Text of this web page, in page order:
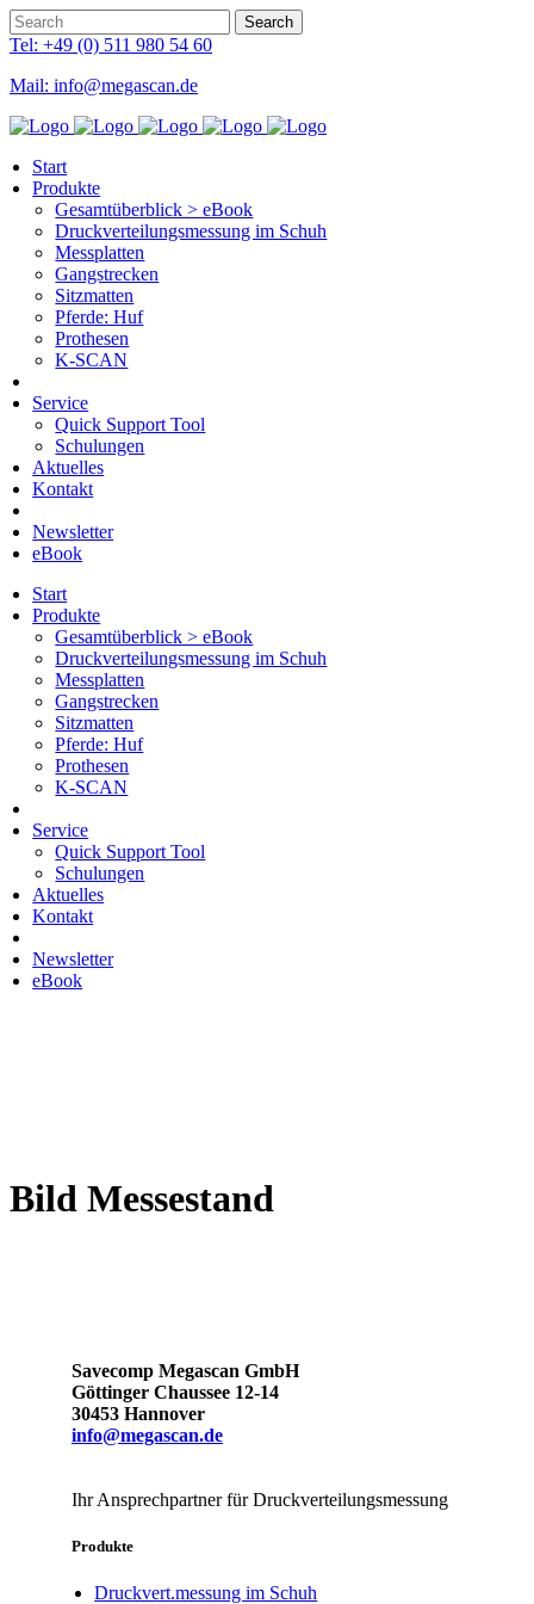
Tel: +49 (0) 511 980 54 60
Mail: info@megascan.de
Start
Produkte
Gesamtüberblick > eBook
Druckverteilungsmessung im Schuh
Messplatten
Gangstrecken
Sitzmatten
Pferde: Huf
Prothesen
K-SCAN
Service
Quick Support Tool
Schulungen
Aktuelles
Kontakt
Newsletter
eBook
Start
Produkte
Gesamtüberblick > eBook
Druckverteilungsmessung im Schuh
Messplatten
Gangstrecken
Sitzmatten
Pferde: Huf
Prothesen
K-SCAN
Service
Quick Support Tool
Schulungen
Aktuelles
Kontakt
Newsletter
eBook
Bild Messestand
Savecomp Megascan GmbH
Göttinger Chaussee 12-14
30453 Hannover
info@megascan.de
Ihr Ansprechpartner für Druckverteilungsmessung
Produkte
Druckvert.messung im Schuh